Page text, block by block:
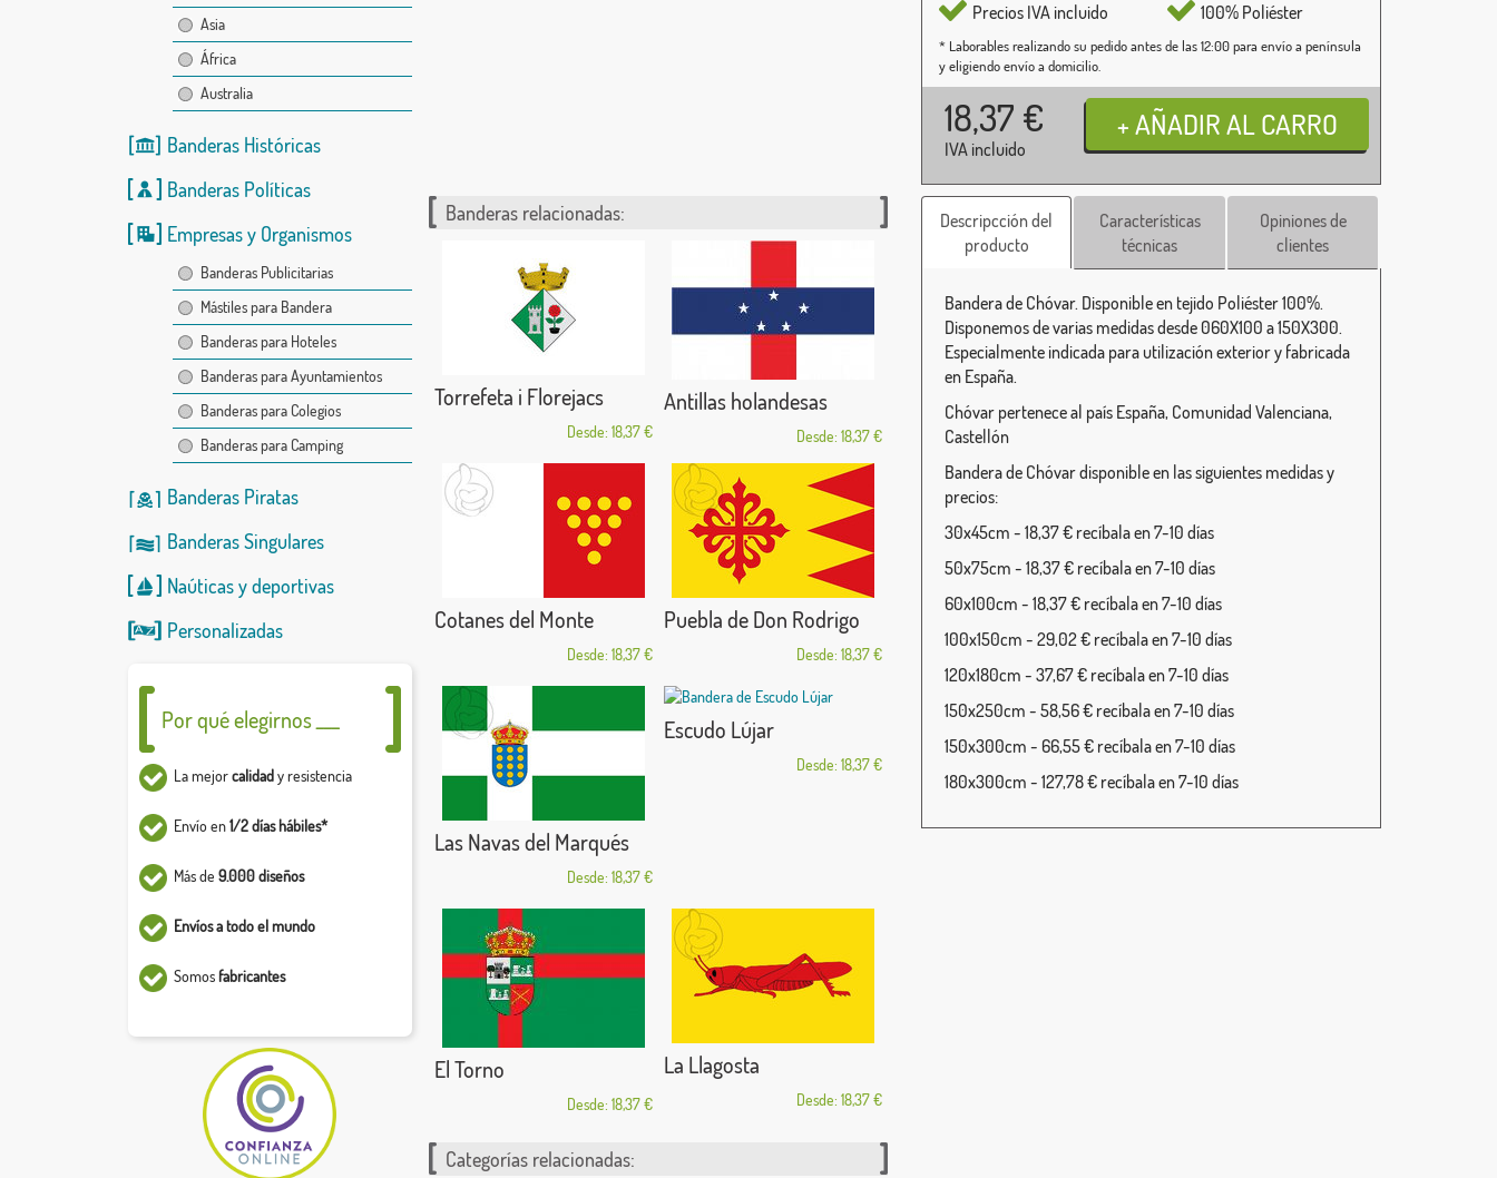
Asia
África
Australia
Banderas Históricas
Banderas Políticas
Empresas y Organismos
Banderas Publicitarias
Mástiles para Bandera
Banderas para Hoteles
Banderas para Ayuntamientos
Banderas para Colegios
Banderas para Camping
Banderas Piratas
Banderas Singulares
Naúticasydeportivas
Personalizadas
Por qué elegirnos ___
La mejorcalidady resistencia
Envío en1/2 días hábiles*
Más de 9.000 diseños
Envíos a todo el mundo
Somosfabricantes
Precios IVA incluido
100% Poliéster
* Laborables realizando su pedido antes de las 12:00 para envío a península
y eligiendo envío a domicilio.
18,37 €
IVA incluido
Banderas relacionadas:
Torrefeta i Florejacs
Desde: 18,37 €
Antillas holandesas
Desde: 18,37 €
Cotanes del Monte
Desde: 18,37 €
Puebla de Don Rodrigo
Desde: 18,37 €
Las Navas del Marqués
Desde: 18,37 €
Escudo Lújar
Desde: 18,37 €
El Torno
Desde: 18,37 €
La Llagosta
Desde: 18,37 €
Categorías relacionadas:
Descripcción del
producto
Características
técnicas
Opiniones de
clientes
Bandera de Chóvar. Disponible en tejido Poliéster 100%.
Disponemos de varias medidas desde 060X100 a 150X300.
Especialmente indicada para utilización exterior y fabricada
en España.
Chóvar pertenece al país España, Comunidad Valenciana,
Castellón
Bandera de Chóvar disponible en las siguientes medidas y
precios:
30x45cm - 18,37 € recíbala en 7-10 días
50x75cm - 18,37 € recíbala en 7-10 días
60x100cm - 18,37 € recíbala en 7-10 días
100x150cm - 29,02 € recíbala en 7-10 días
120x180cm - 37,67 € recíbala en 7-10 días
150x250cm - 58,56 € recíbala en 7-10 días
150x300cm - 66,55 € recíbala en 7-10 días
180x300cm - 127,78 € recíbala en 7-10 días